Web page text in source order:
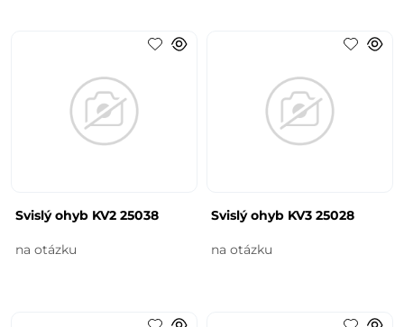
Svislý ohyb KV2 25038
na otázku
Svislý ohyb KV3 25028
na otázku